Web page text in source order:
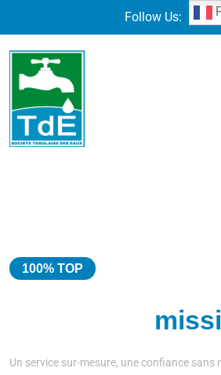
Follow Us:
100% TOP
Un service sur-mesure, une confiance sans